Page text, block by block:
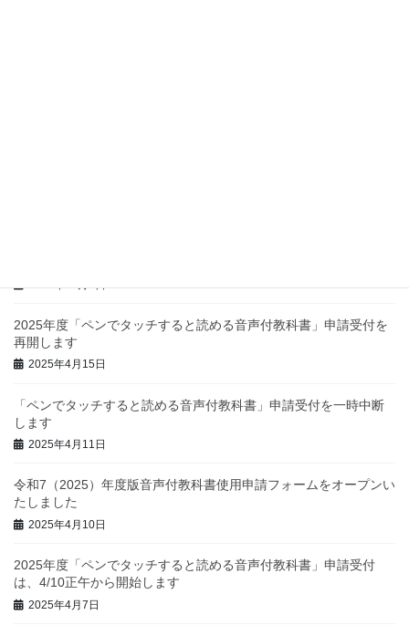
2025年度「ペンでタッチすると読める音声付教科書」申請受付を
再開します
2025年4月15日
「ペンでタッチすると読める音声付教科書」申請受付を一時中断
します
2025年4月11日
令和7（2025）年度版音声付教科書使用申請フォームをオープンい
たしました
2025年4月10日
2025年度「ペンでタッチすると読める音声付教科書」申請受付
は、4/10正午から開始します
2025年4月7日